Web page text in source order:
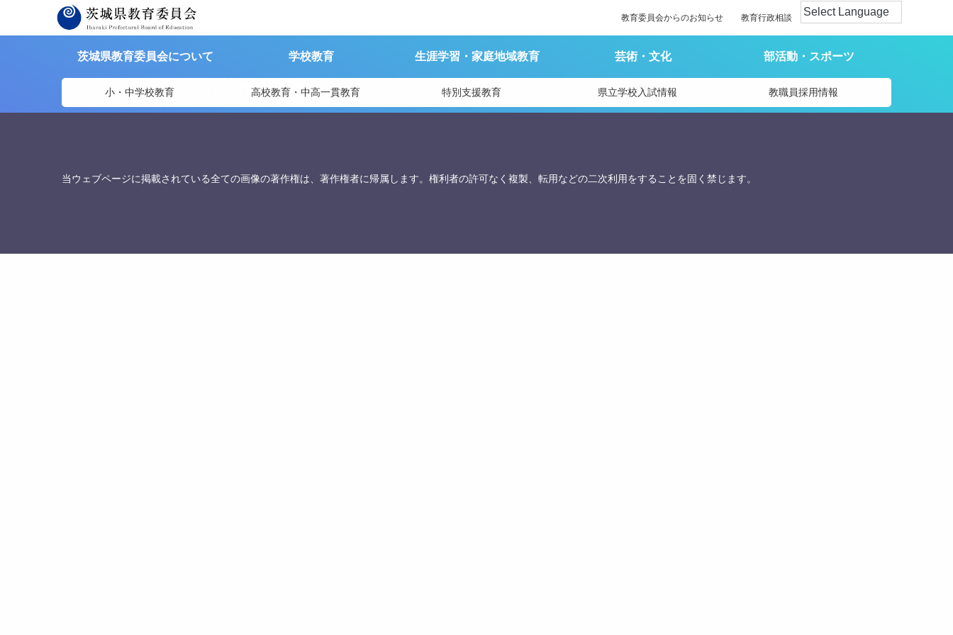
教育委員会からのお知らせ 教育行政相談
茨城県教育委員会について 学校教育 生涯学習・家庭地域教育 芸術・文化 部活動・スポーツ
小・中学校教育 高校教育・中高一貫教育 特別支援教育 県立学校入試情報 教職員採用情報
茨城県教育委員会>リンク集> 第一学院高等学校(広域通信制・単位制)
茨城県教育委員会
〒310-8588 茨城県水戸市笠原町978番6 茨城県教育庁総務課
TEL. 029-301-5148
FAX. 029-301-5139
当ウェブページに掲載されている全ての画像の著作権は、著作権者に帰属します。権利者の許可なく複製、転用などの二次利用をすることを固く禁じます。